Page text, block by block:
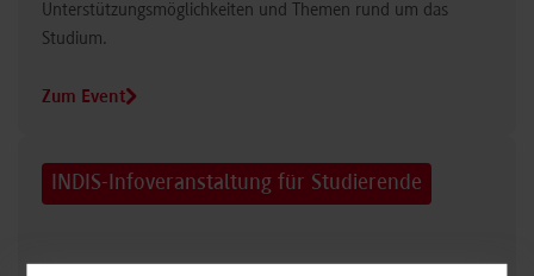
Unterstützungsmöglichkeiten und Themen rund um das
Studium.
Zum Event
INDIS-Infoveranstaltung für Studierende